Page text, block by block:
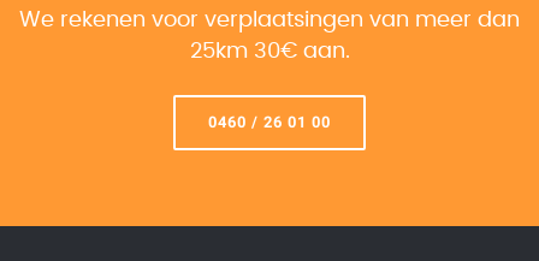
We rekenen voor verplaatsingen van meer dan
25km 30€ aan.
0460 / 26 01 00